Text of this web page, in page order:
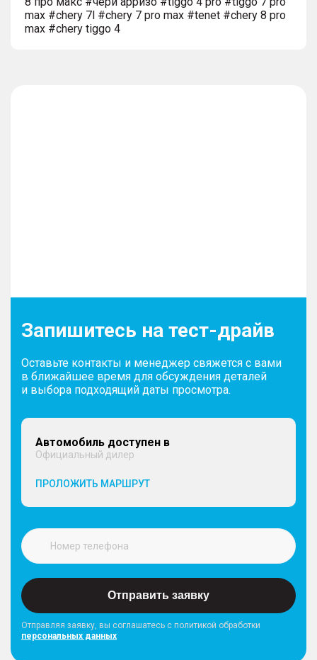
max #chery 7l #chery 7 pro max #tenet #chery 8 pro
max #chery tiggo 4
Запишитесь на тест-драйв
Оставьте контакты и менеджер свяжется с вами
в ближайшее время для обсуждения деталей
и выбора подходящий даты просмотра.
Автомобиль доступен в
Официальный дилер
ПРОЛОЖИТЬ МАРШРУТ
Отправить заявку
Отправляя заявку, вы соглашатесь с политикой обработки
персональных данных